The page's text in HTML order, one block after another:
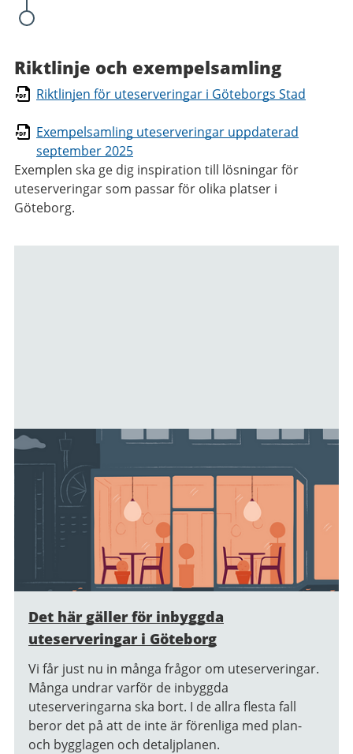
Riktlinje och exempelsamling
Riktlinjen för uteserveringar i Göteborgs Stad
Exempelsamling uteserveringar uppdaterad
september 2025
Exemplen ska ge dig inspiration till lösningar för
uteserveringar som passar för olika platser i
Göteborg.
Det här gäller för inbyggda
uteserveringar i Göteborg
Vi får just nu in många frågor om uteserveringar.
Många undrar varför de inbyggda
uteserveringarna ska bort. I de allra flesta fall
beror det på att de inte är förenliga med plan-
och bygglagen och detaljplanen.